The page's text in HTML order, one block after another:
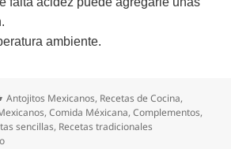
ambiente.
Categorías
Antojitos Mexicanos, Recetas de Cocina,
,Comida Méxicana,Complementos,
sencillas, Recetas tradicionales
en Salsa Mexicana